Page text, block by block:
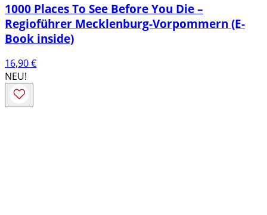
1000 Places To See Before You Die –
Regioführer Mecklenburg-Vorpommern (E-
Book inside)
16,90€
NEU!